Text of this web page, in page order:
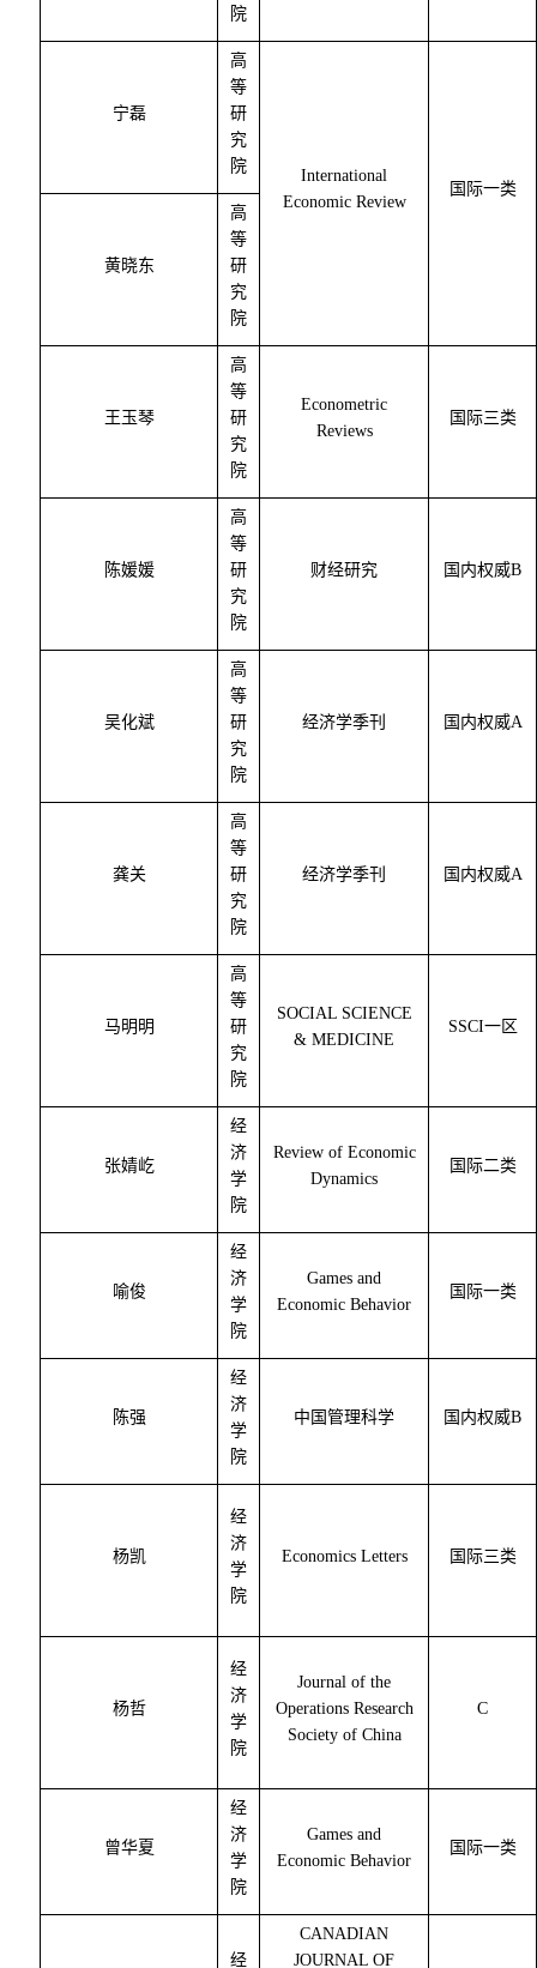
院
宁磊
高
等
研
究
院
International
Economic Review
国际一类
黄晓东
高
等
研
究
院
王玉琴
高
等
研
究
院
Econometric
Reviews
国际三类
陈媛媛
高
等
研
究
院
财经研究 国内权威B
吴化斌
高
等
研
究
院
经济学季刊 国内权威A
龚关
高
等
研
究
院
经济学季刊 国内权威A
马明明
高
等
研
究
院
SOCIAL SCIENCE
& MEDICINE
SSCI一区
张婧屹
经
济
学
院
Review of Economic
Dynamics
国际二类
喻俊
经
济
学
院
Games and
Economic Behavior
国际一类
陈强
经
济
学
院
中国管理科学 国内权威B
杨凯
经
济
学
院
Economics Letters 国际三类
杨哲
经
济
学
院
Journal of the
Operations Research
Society of China
C
曾华夏
经
济
学
院
Games and
Economic Behavior
国际一类
经
CANADIAN
JOURNAL OF